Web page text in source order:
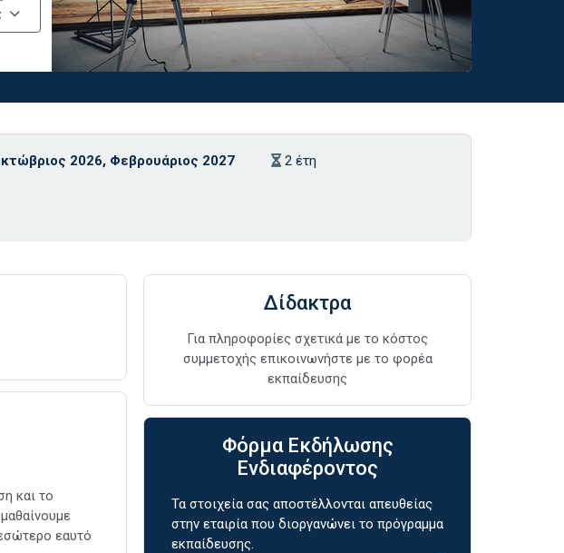
2026, Φεβρουάριος 2027 2 έτη
και το
εαυτό
Δίδακτρα
Για πληροφορίες σχετικά με το κόστος
συμμετοχής επικοινωνήστε με το φορέα
εκπαίδευσης
Φόρμα Εκδήλωσης
Ενδιαφέροντος
Τα στοιχεία σας αποστέλλονται απευθείας
στην εταιρία που διοργανώνει το πρόγραμμα
εκπαίδευσης.